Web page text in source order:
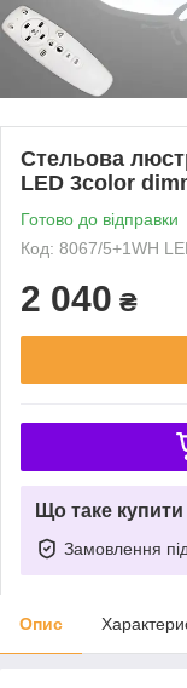
Стельова
LED 3color
Готово до відправки
Код: 8067/5+1WH
2 040 ₴
Що таке
Замовлення
Опис